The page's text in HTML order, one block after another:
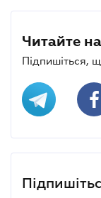
Читайте
Підпишіться,